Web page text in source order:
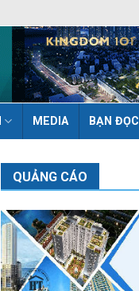
MEDIA BẠN ĐỌC
QUẢNG CÁO